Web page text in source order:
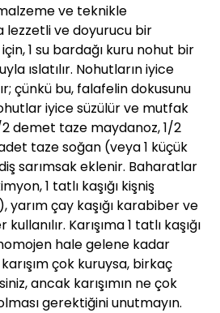
ve teknikle
lezzetli ve doyurucu bir
1 su bardağı kuru nohut bir
ıslatılır. Nohutların iyice
çünkü bu, falafelin dokusunu
iyice süzülür ve mutfak
demet taze maydanoz, 1/2
taze soğan (veya 1 küçük
sarımsak eklenir. Baharatlar
1 tatlı kaşığı kişniş
çay kaşığı karabiber ve
Karışıma 1 tatlı kaşığı
hale gelene kadar
çok kuruysa, birkaç
ancak karışımın ne çok
gerektiğini unutmayın.